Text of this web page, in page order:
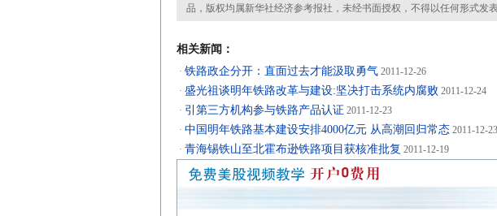
品，版权均属新华社经济参考报社，未经书面授权，不得以任何形式发表
相关新闻：
· 铁路政企分开：直面过去才能汲取勇气 2011-12-26
· 盛光祖谈明年铁路改革与建设:坚决打击系统内腐败 2011-12-24
· 引第三方机构参与铁路产品认证 2011-12-23
· 中国明年铁路基本建设安排4000亿元 从高潮回归常态 2011-12-23
· 青海锡铁山至北霍布逊铁路项目获核准批复 2011-12-19